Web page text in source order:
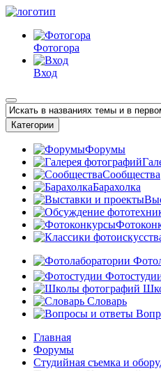
Фотогора
Вход
Категории
Форумы
Сообщества
Барахолка
Словарь
Главная
Форумы
Студийная съемка и